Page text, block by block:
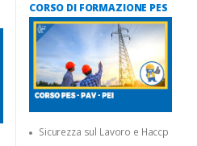
CORSO DI FORMAZIONE PES
Sicurezza sul Lavoro e Haccp